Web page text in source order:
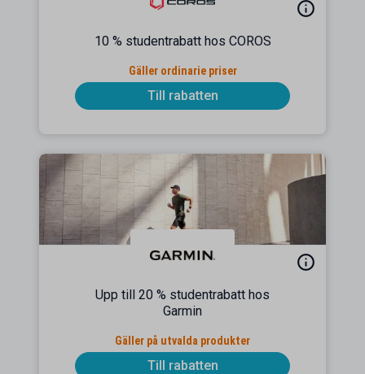
10 % studentrabatt hos COROS
Gäller ordinarie priser
Till rabatten
Upp till 20 % studentrabatt hos
Garmin
Gäller på utvalda produkter
Till rabatten